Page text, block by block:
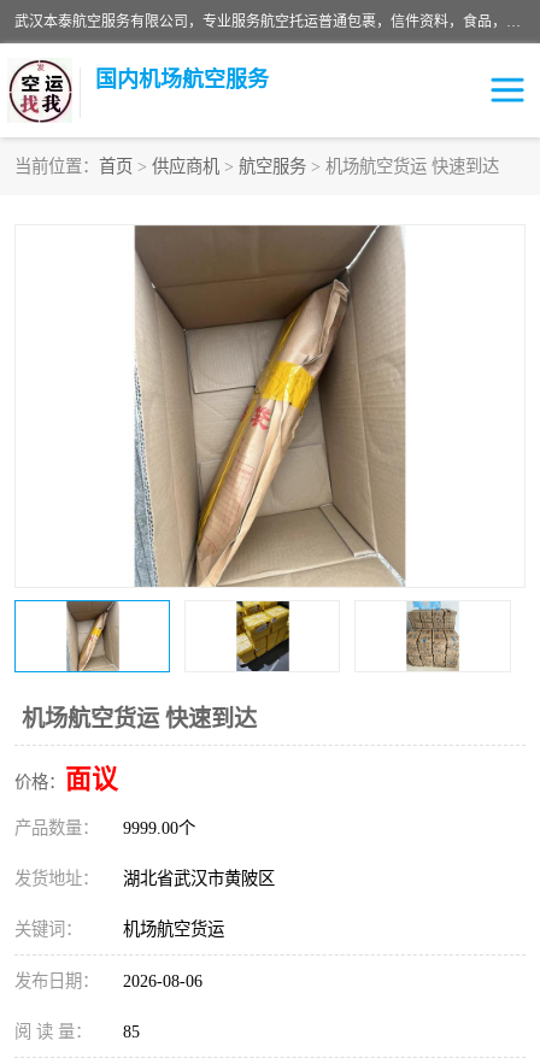
武汉本泰航空服务有限公司，专业服务航空托运普通包裹，信件资料，食品，服装，快消品等运输的专线空运，完善的网络服务确保为客户提供准确、*、安全的“门对门”服务，本着“诚信为本、精诚合作”的服务宗旨.“以安全运输为保障，以运价合理要求市场”的经营理念。武汉机场货运、武汉航空物流、武汉空运、武汉天河国际机场东方、南方、国际航空、机场空运业务覆盖国内二三线机场城市，如：武汉-敦煌、武汉-柳州等
国内机场航空服务
当前位置： 首页 > 供应商机 > 航空服务 > 机场航空货运 快速到达
机场航空货运 快速到达
价格： 面议
产品数量： 9999.00个
发货地址： 湖北省武汉市黄陂区
关键词： 机场航空货运
发布日期： 2026-08-06
阅 读 量： 85